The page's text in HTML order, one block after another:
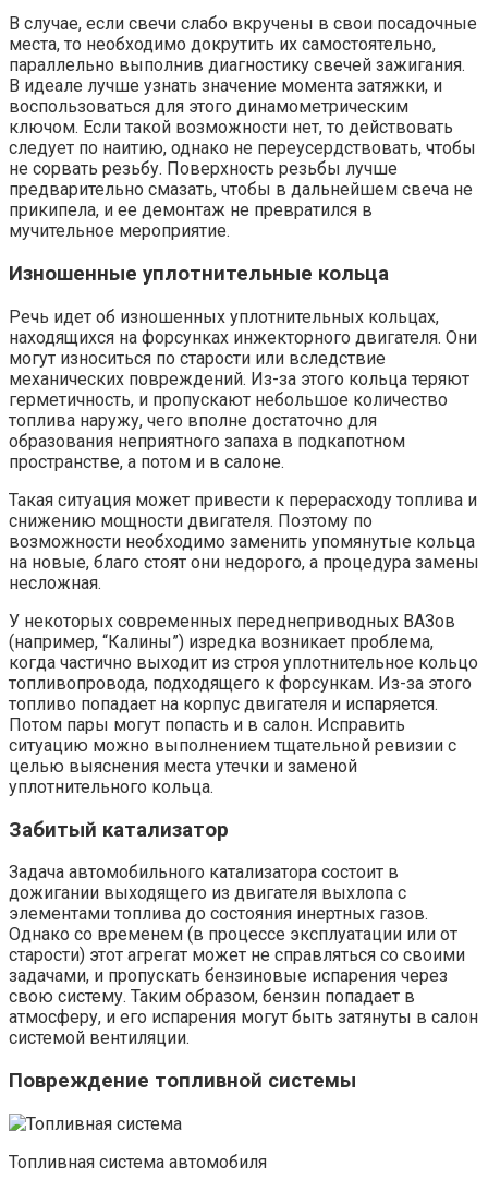
В случае, если свечи слабо вкручены в свои посадочные
места, то необходимо докрутить их самостоятельно,
параллельно выполнив диагностику свечей зажигания.
В идеале лучше узнать значение момента затяжки, и
воспользоваться для этого динамометрическим
ключом. Если такой возможности нет, то действовать
следует по наитию, однако не переусердствовать, чтобы
не сорвать резьбу. Поверхность резьбы лучше
предварительно смазать, чтобы в дальнейшем свеча не
прикипела, и ее демонтаж не превратился в
мучительное мероприятие.
Изношенные уплотнительные кольца
Речь идет об изношенных уплотнительных кольцах,
находящихся на форсунках инжекторного двигателя. Они
могут износиться по старости или вследствие
механических повреждений. Из-за этого кольца теряют
герметичность, и пропускают небольшое количество
топлива наружу, чего вполне достаточно для
образования неприятного запаха в подкапотном
пространстве, а потом и в салоне.
Такая ситуация может привести к перерасходу топлива и
снижению мощности двигателя. Поэтому по
возможности необходимо заменить упомянутые кольца
на новые, благо стоят они недорого, а процедура замены
несложная.
У некоторых современных переднеприводных ВАЗов
(например, “Калины”) изредка возникает проблема,
когда частично выходит из строя уплотнительное кольцо
топливопровода, подходящего к форсункам. Из-за этого
топливо попадает на корпус двигателя и испаряется.
Потом пары могут попасть и в салон. Исправить
ситуацию можно выполнением тщательной ревизии с
целью выяснения места утечки и заменой
уплотнительного кольца.
Забитый катализатор
Задача автомобильного катализатора состоит в
дожигании выходящего из двигателя выхлопа с
элементами топлива до состояния инертных газов.
Однако со временем (в процессе эксплуатации или от
старости) этот агрегат может не справляться со своими
задачами, и пропускать бензиновые испарения через
свою систему. Таким образом, бензин попадает в
атмосферу, и его испарения могут быть затянуты в салон
системой вентиляции.
Повреждение топливной системы
Топливная система автомобиля